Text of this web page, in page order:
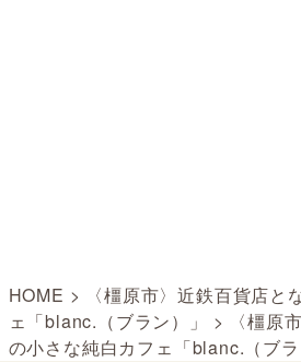
HOME >
〈橿原市〉近鉄百貨店と
ェ「blanc.（ブラン）」
>
〈橿原
の小さな純白カフェ「blanc.（ブラ